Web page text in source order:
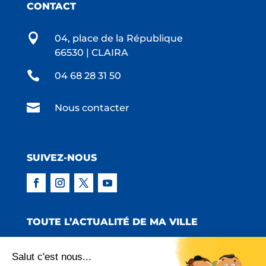
CONTACT

04, place de la République
66530 | CLAIRA
 04 68 28 31 50
 Nous contacter
SUIVEZ-NOUS
TOUTE L’ACTUALITÉ DE MA VILLE
Salut c'est nous...